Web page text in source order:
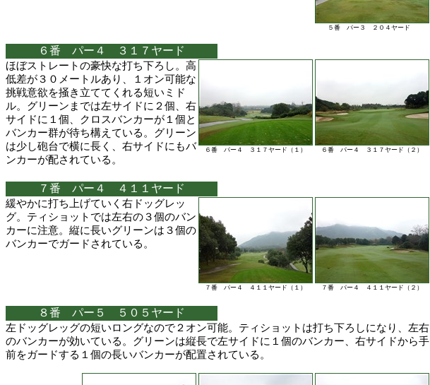
５番 パー３ ２０４ヤード
６番 パー４ ３１７ヤード
６番 パー４ ３１７ヤード（２）
６番 パー４ ３１７ヤード（１）
ほぼストレートの豪快な打ち下ろし。高
低差が３０メートルあり、１オン可能な
挑戦意欲を掻き立ててくれる短いミド
ル。グリーンまでは左サイドに２個、右
サイドに１個、クロスバンカーが１個と
バンカー群が待ち構えている。グリーン
は少し砲台で横に長く、右サイドにもバ
ンカーが配されている。
７番 パー４ ４１１ヤード
７番 パー４ ４１１ヤード（２）
７番 パー４ ４１１ヤード（１）
緩やかに打ち上げていく右ドッグレッ
グ。ティショットでは左右の３個のバン
カーに注意。縦に長いグリーンは３個の
バンカーでガードされている。
８番 パー５ ５０５ヤード
左ドッグレッグの短いロングなので２オン可能。ティショットは打ち下ろしになり、左右
のバンカーが効いている。グリーンは縦長で左サイドに１個のバンカー、右サイドから手
前をガードする１個の長いバンカーが配置されている。